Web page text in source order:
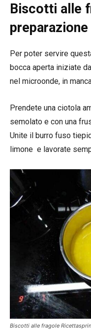
Biscotti alle
preparazione
Per poter servire
bocca aperta iniziate
nel microonde, in
Prendete una ciotola
semolato e con una
Unite il burro fuso
limone e lavorate
Biscotti alle fragole